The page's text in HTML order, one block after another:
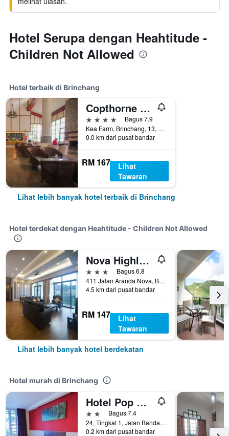
Hotel Serupa dengan Heahtitude -
Children Not Allowed
Hotel terbaik di Brinchang
Copthorne Hotel Cameron Highlands
4 bintang
Bagus 7.9
Kea Farm, Brinchang, 13, Brinchang, Malaysia
0.0 km dari pusat bandar
RM 167
Lihat
Tawaran
Lihat lebih banyak hotel terbaik di Brinchang
Hotel terdekat dengan Heahtitude - Children Not Allowed
Nova Highlands Hotel
3 bintangBagus 6.8
411 Jalan Aranda Nova, Brinchang, Malaysia
4.5 km dari pusat bandar
RM 147
Lihat
Tawaran
Lihat lebih banyak hotel berdekatan
Hotel murah di Brinchang
Hotel Pop Ash
2 bintangBagus 7.4
24, Tingkat 1, Jalan Bandar Brinchang, Brinchang, Malaysia
0.2 km dari pusat bandar